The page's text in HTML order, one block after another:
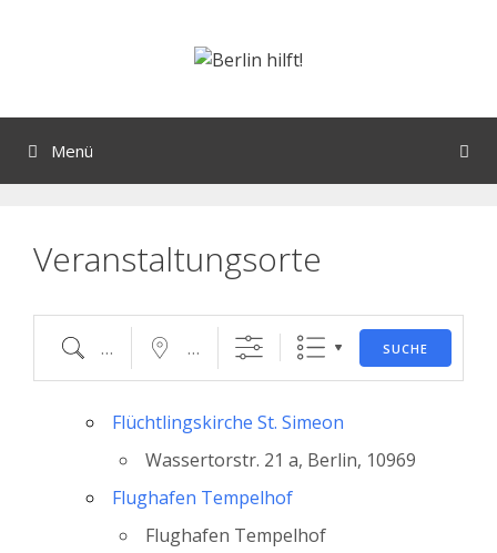
Menü
Veranstaltungsorte
SUCHE
Flüchtlingskirche St. Simeon
Wassertorstr. 21 a, Berlin, 10969
Flughafen Tempelhof
Flughafen Tempelhof